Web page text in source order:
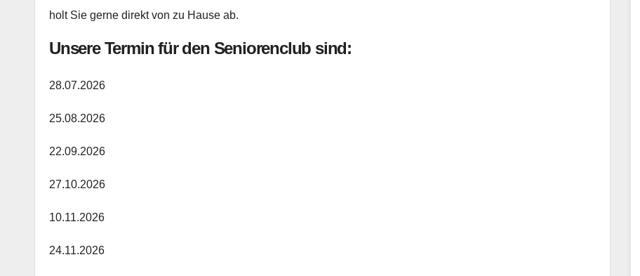
holt Sie gerne direkt von zu Hause ab.
Unsere Termin für den Seniorenclub sind:
28.07.2026
25.08.2026
22.09.2026
27.10.2026
10.11.2026
24.11.2026